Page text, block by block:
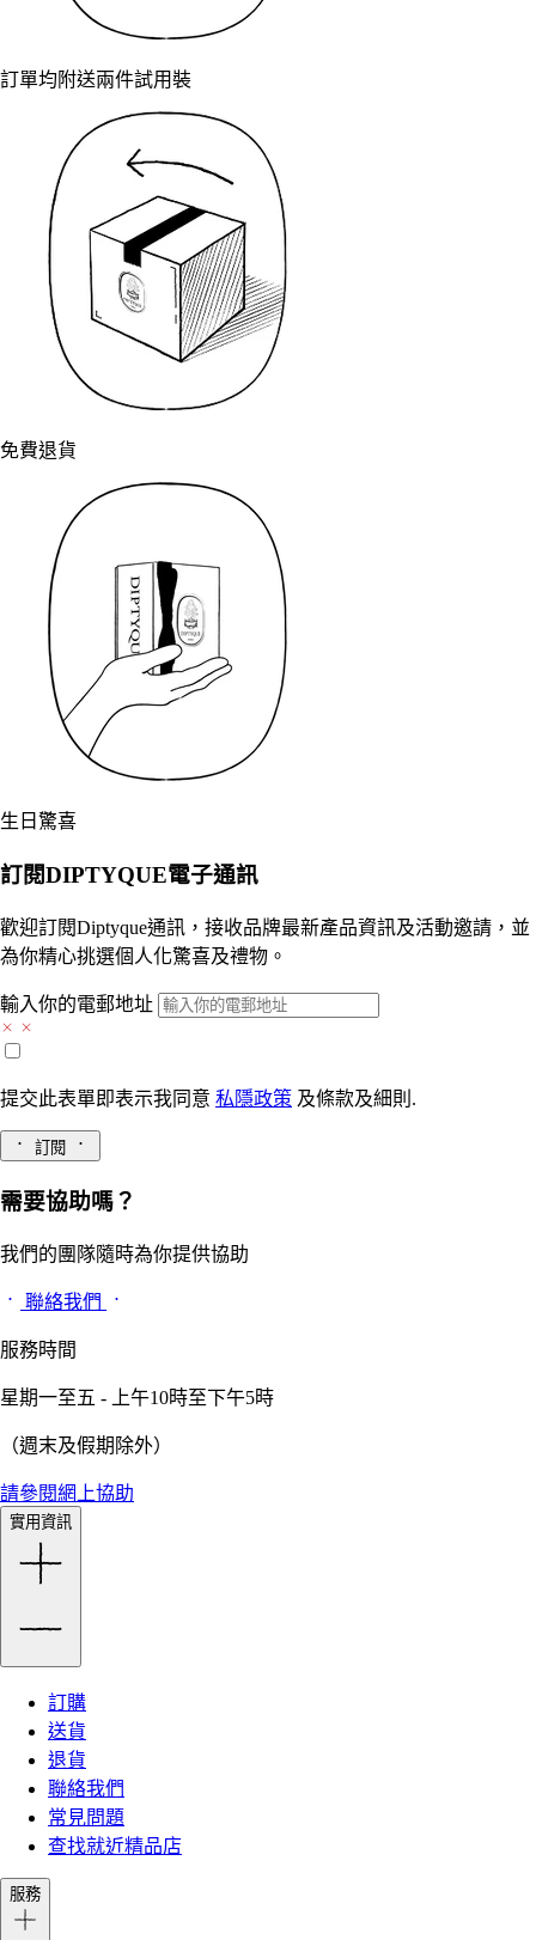
訂單均附送兩件試用裝
免費退貨
生日驚喜
訂閱DIPTYQUE電子通訊
歡迎訂閱Diptyque通訊，接收品牌最新產品資訊及活動邀請，並
為你精心挑選個人化驚喜及禮物。
輸入你的電郵地址
提交此表單即表示我同意 私隱政策 及條款及細則.
訂閱
需要協助嗎？
我們的團隊隨時為你提供協助
聯絡我們
服務時間
星期一至五 - 上午10時至下午5時
（週末及假期除外）
請參閱網上協助
實用資訊
訂購
送貨
退貨
聯絡我們
常見問題
查找就近精品店
服務